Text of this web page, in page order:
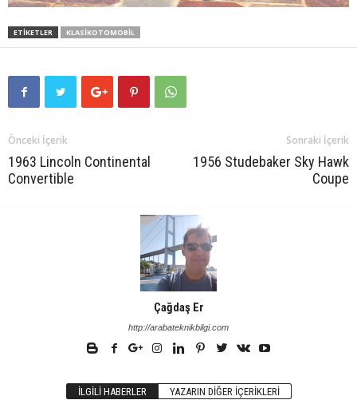
ETIKETLER KLASIKOTOMOBIL
Önceki İçerik
1963 Lincoln Continental
Convertible
Sonraki İçerik
1956 Studebaker Sky Hawk
Coupe
Çağdaş Er
http://arabateknikbilgi.com
İLGILI HABERLER YAZARIN DIĞER İÇERIKLERI